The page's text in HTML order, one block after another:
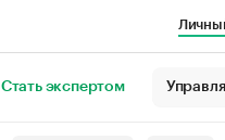
Стать экспертом